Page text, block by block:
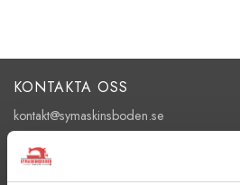
KONTAKTA OSS
kontakt@symaskinsboden.se
Tel. 018-150525